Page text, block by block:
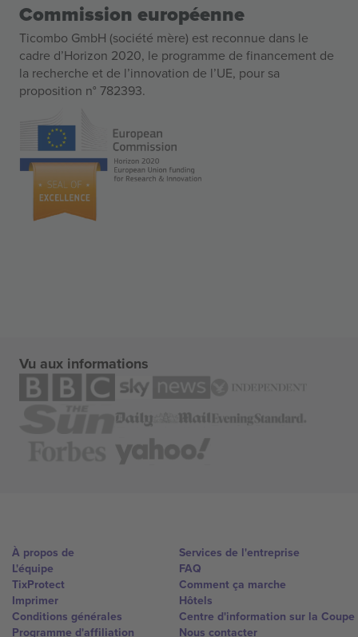
Commission européenne
Ticombo GmbH (société mère) est reconnue dans le
cadre d’Horizon 2020, le programme de financement de
la recherche et de l’innovation de l’UE, pour sa
proposition n° 782393.
Vu aux informations
À propos de
L'équipe
TixProtect
Imprimer
Conditions générales
Programme d'affiliation
Services de l'entreprise
FAQ
Comment ça marche
Hôtels
Centre d'information sur la Coupe
Nous contacter